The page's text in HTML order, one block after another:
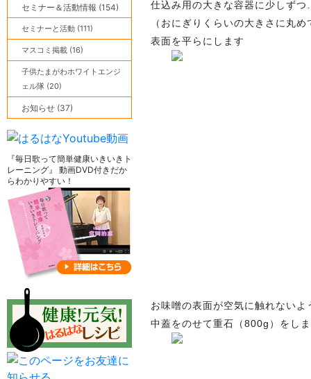
仕込み用の大きな容器に少しず
（おにぎりくらいの大きさに丸
表面を平らにします
お味噌の表面が空気に触れない
中蓋をのせて重石（800g）をし
セミナー＆活動情報 (154)
セミナーと活動 (111)
マスコミ掲載 (16)
子供たまがわホワイトエンジ
ェル隊 (20)
お知らせ (37)
『毎日歌って簡単健康いきいきト
レーニング』 動画DVD付きだか
らわかりやすい！